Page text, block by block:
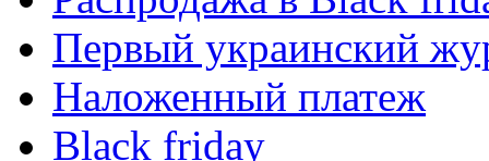
Первый украинский
Наложенный платеж
Black friday